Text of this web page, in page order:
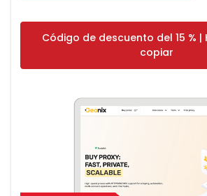
Código de descuento del 15 % |
copiar